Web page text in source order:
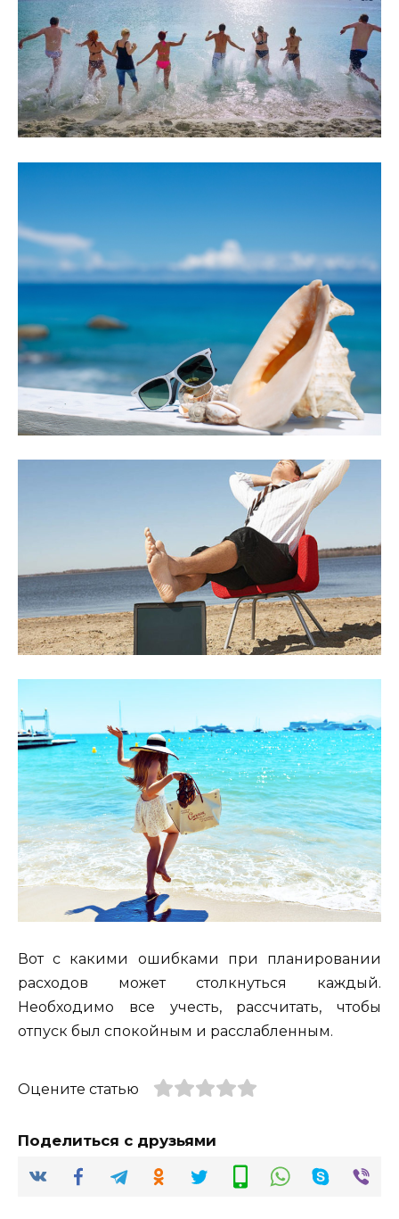
Вот с какими ошибками при планировании
расходов может столкнуться каждый.
Необходимо все учесть, рассчитать, чтобы
отпуск был спокойным и расслабленным.
Оцените статью
Поделиться с друзьями